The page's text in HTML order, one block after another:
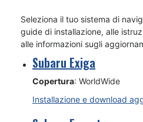
Seleziona il tuo sistema di
guide di installazione, alle
alle informazioni sugli
Subaru Exiga
Copertura: WorldWide
Installazione e download